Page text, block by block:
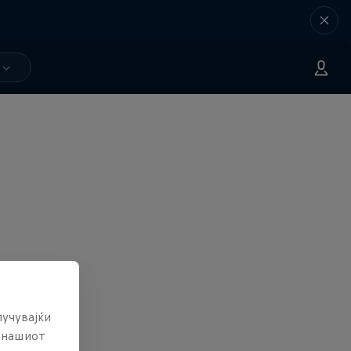
нашиот